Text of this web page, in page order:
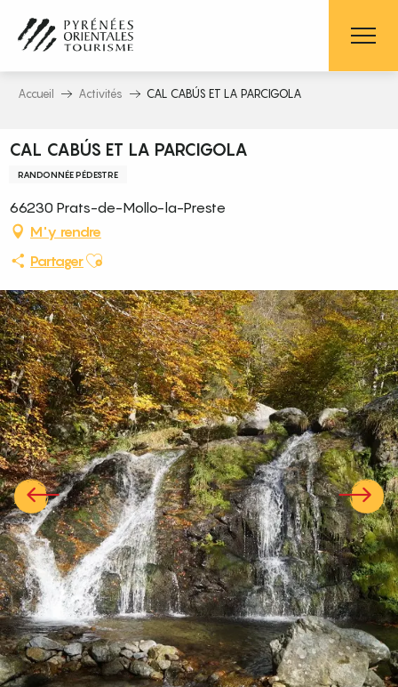
contenu
principal
Accueil Activités CAL CABÚS ET LA PARCIGOLA
CAL CABÚS ET LA PARCIGOLA
RANDONNÉE PÉDESTRE
66230 Prats-de-Mollo-la-Preste
M'y rendre
PartagerAjouter aux favoris